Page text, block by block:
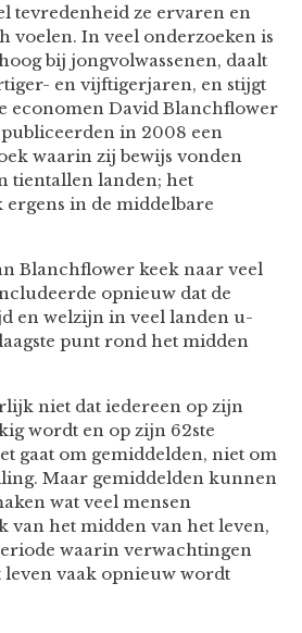
tevredenheid ze ervaren en
voelen. In veel onderzoeken is
bij jongvolwassenen, daalt
en vijftigerjaren, en stijgt
economen David Blanchflower
in 2008 een
waarin zij bewijs vonden
tientallen landen; het
ergens in de middelbare
Blanchflower keek naar veel
opnieuw dat de
en welzijn in veel landen u-
punt rond het midden
niet dat iedereen op zijn
wordt en op zijn 62ste
gaat om gemiddelden, niet om
Maar gemiddelden kunnen
wat veel mensen
van het midden van het leven,
waarin verwachtingen
vaak opnieuw wordt